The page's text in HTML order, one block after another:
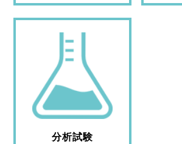
分析試験